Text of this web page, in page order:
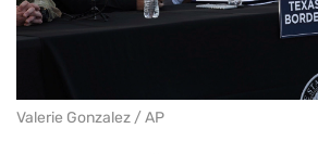
Valerie Gonzalez / AP